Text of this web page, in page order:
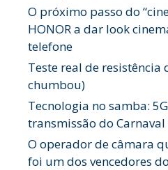
O próximo passo do
HONOR a dar look
telefone
Teste real de resistência
chumbou)
Tecnologia no samba:
transmissão do
O operador de câmara
foi um dos vencedores